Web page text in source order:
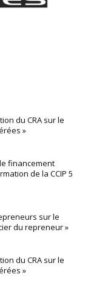
du CRA sur le
»
financement
de la CCIP 5
sur le
du repreneur »
du CRA sur le
»